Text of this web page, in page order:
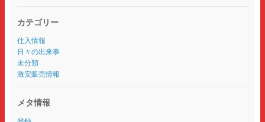
カテゴリー
仕入情報
日々の出来事
未分類
激安販売情報
メタ情報